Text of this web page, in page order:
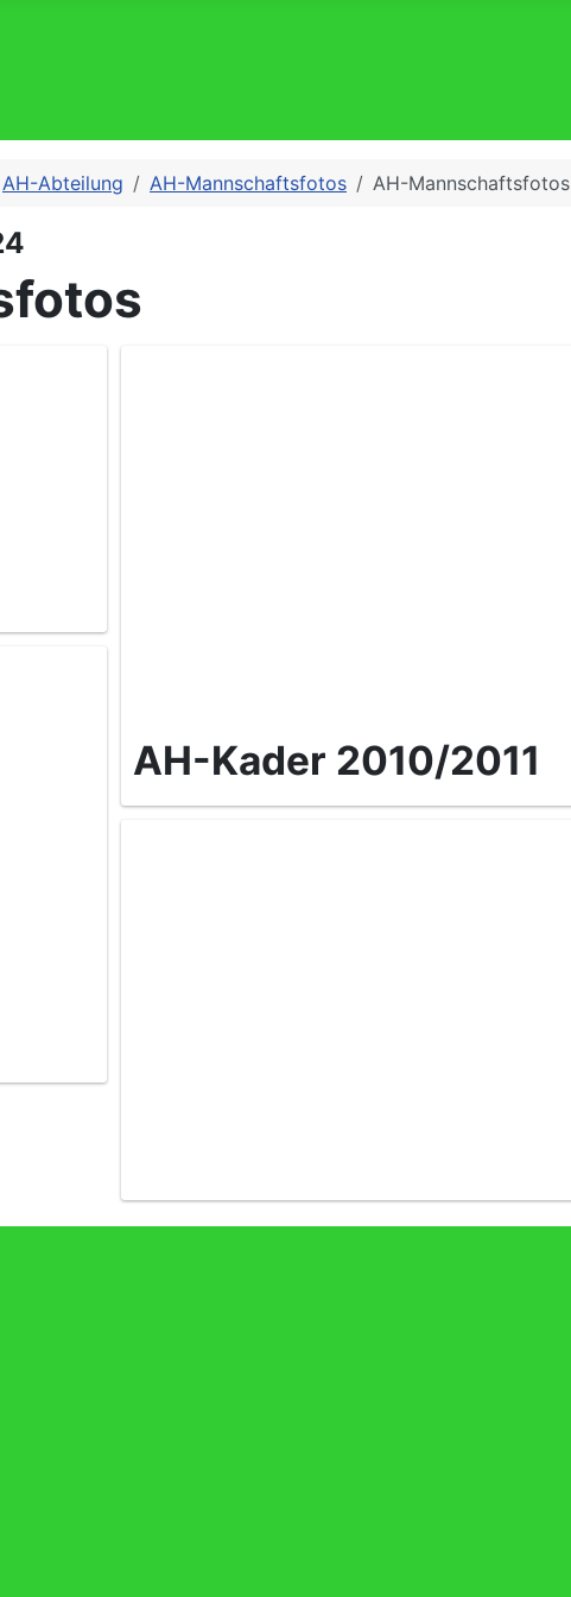
AH-Abteilung AH-Mannschaftsfotos AH-Mannschaftsfotos
AH-Kader 2010/2011